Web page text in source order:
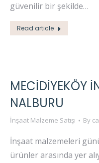
güvenilir bir şekilde…
Read article
MECIDIYEKÖY
NALBURU
İnşaat Malzeme Satışı By
İnşaat malzemeleri
ürünler arasında yer